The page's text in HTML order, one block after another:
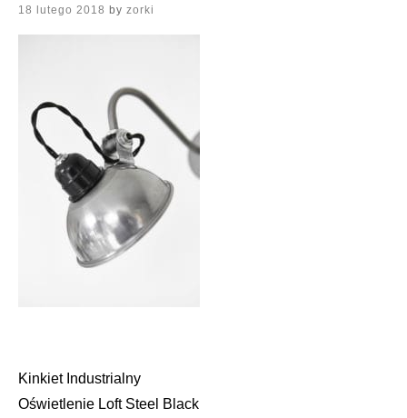
Posted
18 lutego 2018 by zorki
Nawigacja
Kinkiet Industrialny
Oświetlenie Loft Steel Black